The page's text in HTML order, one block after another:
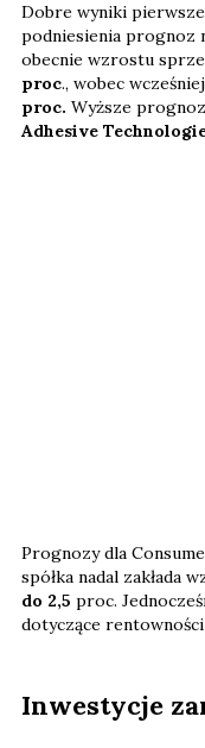
Dobre wyniki
podniesienia prognoz
obecnie wzrostu
proc., wobec
proc. Wyższe
Adhesive
Prognozy dla
spółka nadal zakłada
do 2,5 proc.
dotyczące
Inwestycje